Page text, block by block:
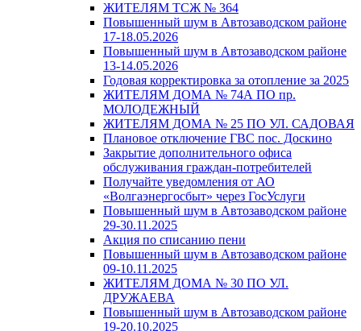
ЖИТЕЛЯМ ТСЖ № 364
Повышенный шум в Автозаводском районе
17-18.05.2026
Повышенный шум в Автозаводском районе
13-14.05.2026
Годовая корректировка за отопление за 2025
ЖИТЕЛЯМ ДОМА № 74А ПО пр.
МОЛОДЕЖНЫЙ
ЖИТЕЛЯМ ДОМА № 25 ПО УЛ. САДОВАЯ
Плановое отключение ГВС пос. Доскино
Закрытие дополнительного офиса
обслуживания граждан-потребителей
Получайте уведомления от АО
«Волгаэнергосбыт» через ГосУслуги
Повышенный шум в Автозаводском районе
29-30.11.2025
Акция по списанию пени
Повышенный шум в Автозаводском районе
09-10.11.2025
ЖИТЕЛЯМ ДОМА № 30 ПО УЛ.
ДРУЖАЕВА
Повышенный шум в Автозаводском районе
19-20.10.2025